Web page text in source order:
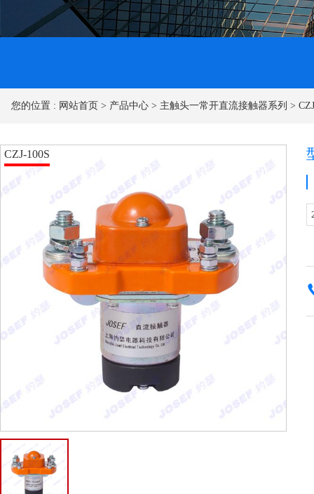
您的位置 : 网站首页 > 产品中心 > 主触头一常开直流接触器系列 >
CZJ-100S